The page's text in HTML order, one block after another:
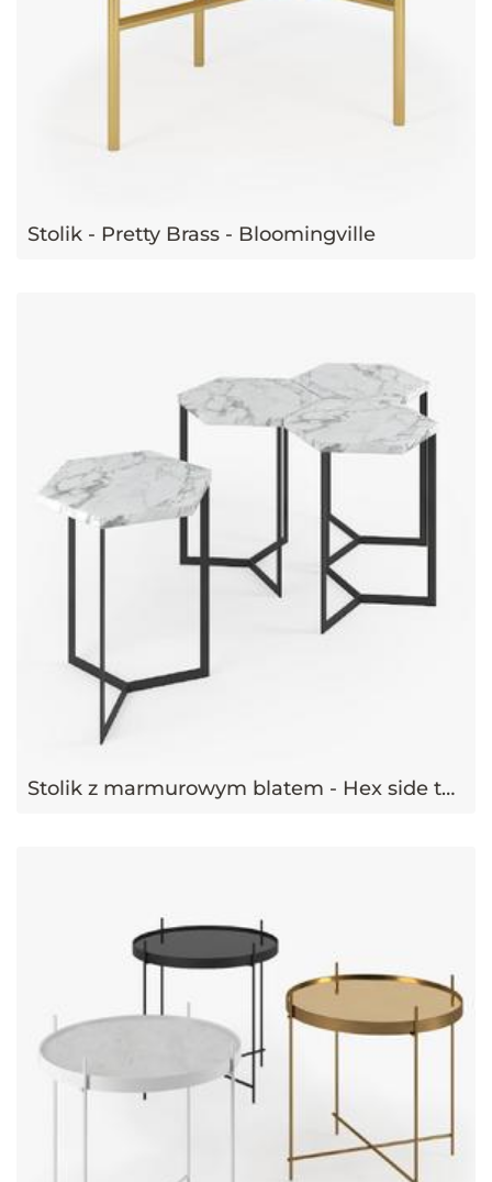
Stolik - Pretty Brass - Bloomingville
Stolik z marmurowym blatem - Hex side table